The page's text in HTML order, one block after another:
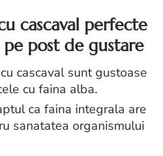
cascaval perfecte
post de gustare
cascaval sunt gustoase
cu faina alba.
ca faina integrala are
sanatatea organismului